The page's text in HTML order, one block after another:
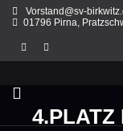
Skip
Vorstand@sv-
01796 Pirna,
4.PLATZ